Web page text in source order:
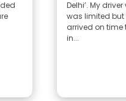
Delhi’. My driver was Suraj. His English
was limited but
arrived on
in...